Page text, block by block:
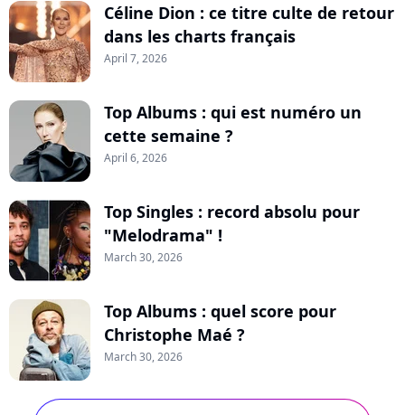
Céline Dion : ce titre culte de retour
dans les charts français
April 7, 2026
Top Albums : qui est numéro un
cette semaine ?
April 6, 2026
Top Singles : record absolu pour
"Melodrama" !
March 30, 2026
Top Albums : quel score pour
Christophe Maé ?
March 30, 2026